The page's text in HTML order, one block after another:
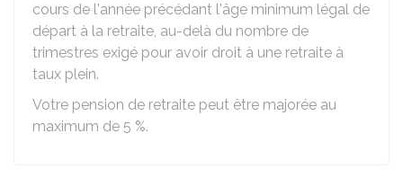
cours de l'année précédant l'âge minimum légal de
départ à la retraite, au-delà du nombre de
trimestres exigé pour avoir droit à une retraite à
taux plein.
Votre pension de retraite peut être majorée au
maximum de 5 %.